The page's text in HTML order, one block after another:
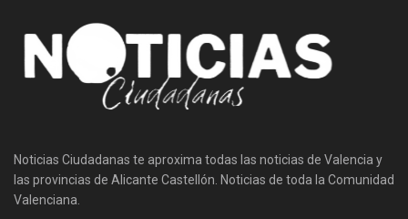
Noticias Ciudadanas te aproxima todas las noticias de Valencia y
las provincias de Alicante Castellón. Noticias de toda la Comunidad
Valenciana.